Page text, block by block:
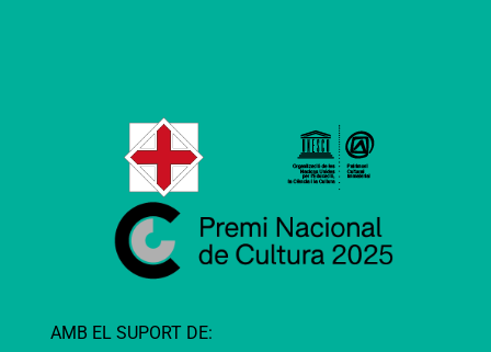
AMB EL SUPORT DE: